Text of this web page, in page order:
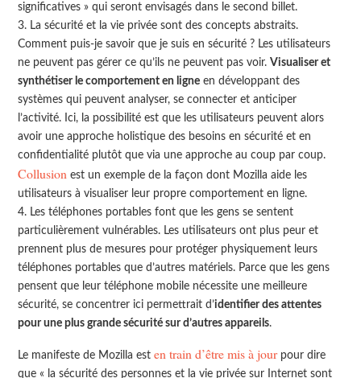
significatives » qui seront envisagés dans le second billet.
La sécurité et la vie privée sont des concepts abstraits.
Comment puis-je savoir que je suis en sécurité ? Les utilisateurs
ne peuvent pas gérer ce qu’ils ne peuvent pas voir.Visualiser et
synthétiser le comportement en ligne en développant des
systèmes qui peuvent analyser, se connecter et anticiper
l’activité. Ici, la possibilité est que les utilisateurs peuvent alors
avoir une approche holistique des besoins en sécurité et en
confidentialité plutôt que via une approche au coup par coup.
Collusion est un exemple de la façon dont Mozilla aide les
utilisateurs à visualiser leur propre comportement en ligne.
Les téléphones portables font que les gens se sentent
particulièrement vulnérables. Les utilisateurs ont plus peur et
prennent plus de mesures pour protéger physiquement leurs
téléphones portables que d’autres matériels. Parce que les gens
pensent que leur téléphone mobile nécessite une meilleure
sécurité, se concentrer ici permettrait d’identifier des attentes
pour une plus grande sécurité sur d’autres appareils.
Le manifeste de Mozilla esten train d’être mis à jourpour dire
que « la sécurité des personnes et la vie privée sur Internet sont